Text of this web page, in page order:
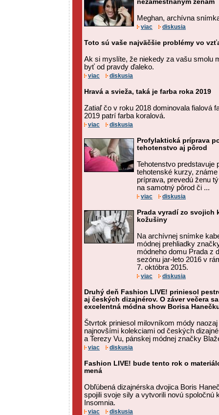
nezamestnaným ženám
Meghan, archívna
viac diskusia
Toto sú vaše najväčšie problémy vo
Ak si myslíte, že niekedy za vašu smolu
byť od pravdy ďaleko.
viac diskusia
Hravá a svieža, taká je farba roka 2019
Zatiaľ čo v roku 2018 dominovala fialová
2019 patrí farba koralová.
viac diskusia
Profylaktická príprava
tehotenstvo aj pôrod
Tehotenstvo
tehotenské kurzy,
príprava, prevedú ženu
na samotný pôrod či ...
viac diskusia
Prada vyradí zo svojich
kožušiny
Na archívnej snímke
módnej prehliadky
módneho domu Prada z
sezónu jar-leto 2016 v
7. októbra 2015.
viac diskusia
Druhý deň Fashion LIVE! priniesol
aj českých dizajnérov. O záver večera
excelentná módna show Borisa
Štvrtok priniesol milovníkom módy
najnovšími kolekciami od českých
a Terezy Vu, pánskej módnej značky
viac diskusia
Fashion LIVE! bude tento rok o
mená
Obľúbená dizajnérska dvojica Boris
spojili svoje sily a vytvorili novú spoločnú
Insomnia.
viac diskusia